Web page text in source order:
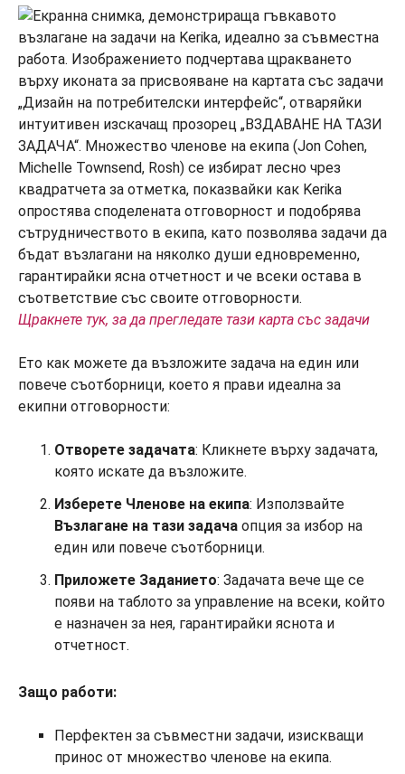
Щракнете тук, за да прегледате тази карта със задачи
Ето как можете да възложите задача на един или
повече съотборници, което я прави идеална за
екипни отговорности:
Отворете задачата: Кликнете върху задачата,
която искате да възложите.
Изберете Членове на екипа: Използвайте
Възлагане на тази задача опция за избор на
един или повече съотборници.
Приложете Заданието: Задачата вече ще се
появи на таблото за управление на всеки, който
е назначен за нея, гарантирайки яснота и
отчетност.
Защо работи:
Перфектен за съвместни задачи, изискващи
принос от множество членове на екипа.